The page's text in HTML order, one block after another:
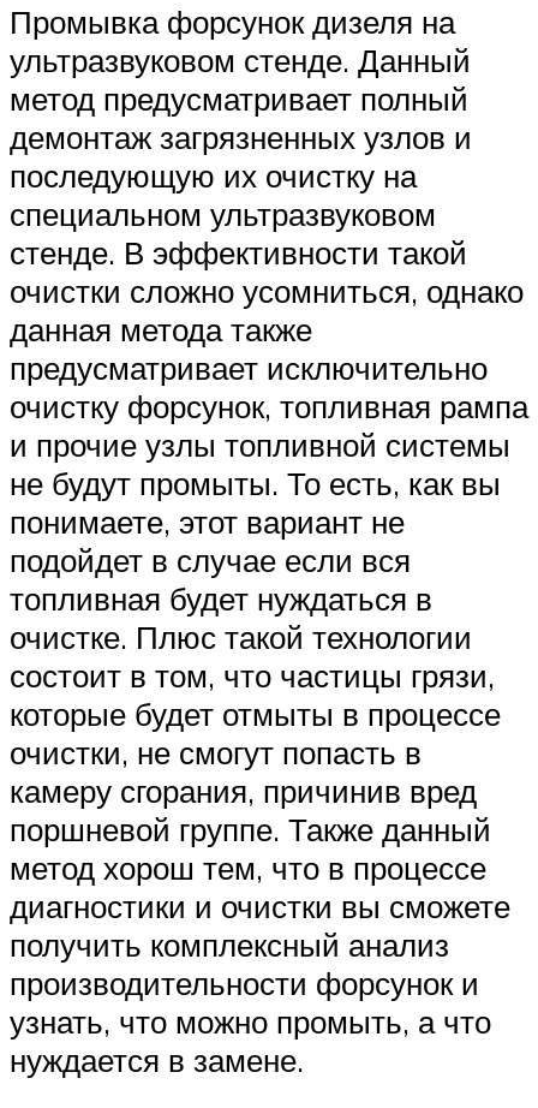
Промывка форсунок дизеля на
ультразвуковом стенде. Данный
метод предусматривает полный
демонтаж загрязненных узлов и
последующую их очистку на
специальном ультразвуковом
стенде. В эффективности такой
очистки сложно усомниться, однако
данная метода также
предусматривает исключительно
очистку форсунок, топливная рампа
и прочие узлы топливной системы
не будут промыты. То есть, как вы
понимаете, этот вариант не
подойдет в случае если вся
топливная будет нуждаться в
очистке. Плюс такой технологии
состоит в том, что частицы грязи,
которые будет отмыты в процессе
очистки, не смогут попасть в
камеру сгорания, причинив вред
поршневой группе. Также данный
метод хорош тем, что в процессе
диагностики и очистки вы сможете
получить комплексный анализ
производительности форсунок и
узнать, что можно промыть, а что
нуждается в замене.